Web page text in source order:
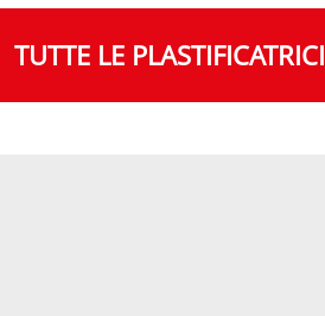
TUTTE LE PLASTIFICATRICI